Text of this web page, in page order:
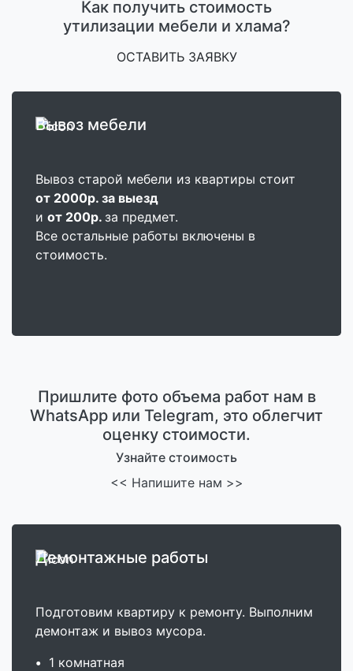
Как получить стоимость
утилизации мебели и хлама?
ОСТАВИТЬ ЗАЯВКУ
Вывоз мебели
Вывоз старой мебели из квартиры стоит
от 2000р. за выезд
и от 200р. за предмет.
Все остальные работы включены в
стоимость.
Пришлите фото объема работ нам в
WhatsApp или Telegram, это облегчит
оценку стоимости.
Узнайте стоимость
<< Напишите нам >>
Демонтажные работы
Подготовим квартиру к ремонту. Выполним
демонтаж и вывоз мусора.
• 1 комнатная